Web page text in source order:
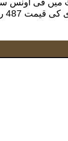
روپے کمی کے ساتھ 6664 روپے ہو گئی۔